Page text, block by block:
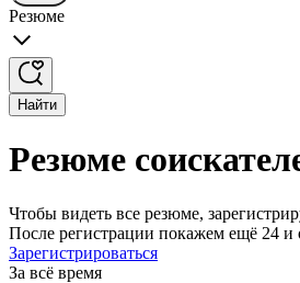
Резюме
Найти
Резюме
Чтобы видеть все резюме,
После регистрации покажем ещё 24 и
Зарегистрироваться
За всё время